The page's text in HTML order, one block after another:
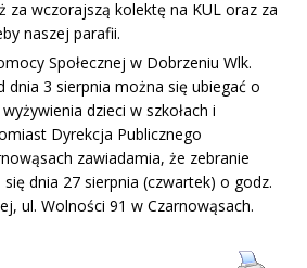
za wczorajszą kolektę na KUL oraz za
naszej parafii.
Społecznej w Dobrzeniu Wlk.
3 sierpnia można się ubiegać o
dzieci w szkołach i
Dyrekcja Publicznego
zawiadamia, że zebranie
dnia 27 sierpnia (czwartek) o godz.
ul. Wolności 91 w Czarnowąsach.